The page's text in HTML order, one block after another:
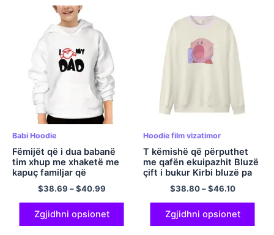
Babi Hoodie
Fëmijët që i dua babanë
tim xhup me xhaketë me
kapuç familjar që
përputhet me këllëf
pulovër poliestër
$38.69 –$40.99
Zgjidhni opsionet
Hoodie film vizatimor
T këmishë që përputhet
me qafën ekuipazhit Bluzë
çift i bukur Kirbi bluzë pa
kapuç Komfort bluzë
poliestër me mëngë të
gjata T këmishë e
përmasave të mëdha të
miqve më të mirë
$38.80–$46.10
Zgjidhni opsionet